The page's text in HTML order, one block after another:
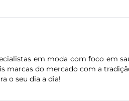
em moda com foco em
do mercado com a
o seu dia a dia!